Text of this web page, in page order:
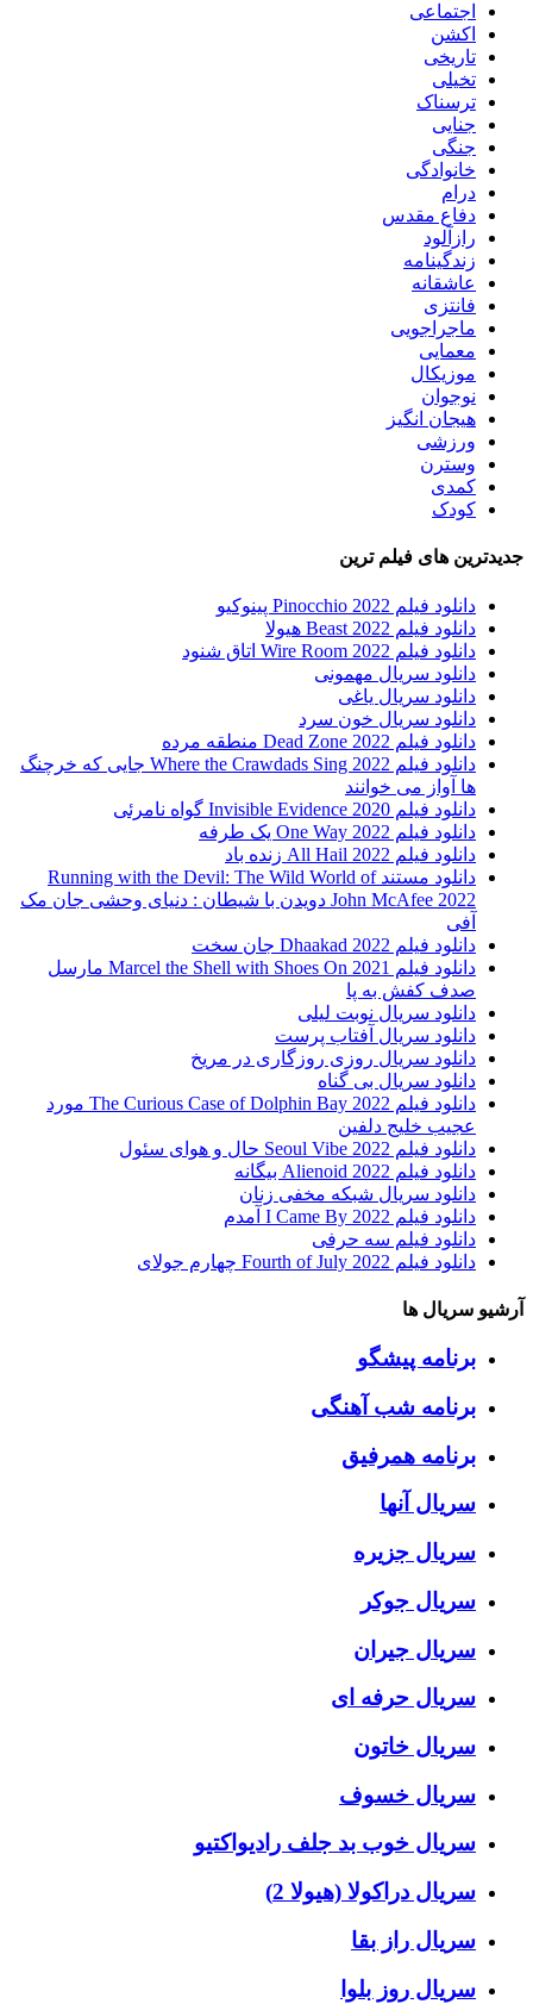
اجتماعی
اکشن
تاریخی
تخیلی
ترسناک
جنایی
جنگی
خانوادگی
درام
دفاع مقدس
رازآلود
زندگینامه
عاشقانه
فانتزی
ماجراجویی
معمایی
موزیکال
نوجوان
هیجان انگیز
ورزشی
وسترن
کمدی
کودک
جدیدترین های فیلم ترین
دانلود فیلم Pinocchio 2022 پینوکیو
دانلود فیلم Beast 2022 هیولا
دانلود فیلم Wire Room 2022 اتاق شنود
دانلود سریال مهمونی
دانلود سریال یاغی
دانلود سریال خون سرد
دانلود فیلم 2022 Dead Zone منطقه مرده
دانلود فیلم Where the Crawdads Sing 2022 جایی که خرچنگ
ها آواز می خوانند
دانلود فیلم 2020 Invisible Evidence گواه نامرئی
دانلود فیلم One Way 2022 یک طرفه
دانلود فیلم All Hail 2022 زنده باد
دانلود مستند Running with the Devil: The Wild World of
John McAfee 2022 دویدن با شیطان : دنیای وحشی جان مک
آفی
دانلود فیلم Dhaakad 2022 جان سخت
دانلود فیلم Marcel the Shell with Shoes On 2021 مارسل
صدف کفش به پا
دانلود سریال نوبت لیلی
دانلود سریال آفتاب پرست
دانلود سریال روزی روزگاری در مریخ
دانلود سریال بی گناه
دانلود فیلم The Curious Case of Dolphin Bay 2022 مورد
عجیب خلیج دلفین
دانلود فیلم Seoul Vibe 2022 حال و هوای سئول
دانلود فیلم Alienoid 2022 بیگانه
دانلود سریال شبکه مخفی زنان
دانلود فیلم I Came By 2022 آمدم
دانلود فیلم سه حرفی
دانلود فیلم Fourth of July 2022 چهارم جولای
آرشیو سریال ها
برنامه پیشگو
برنامه شب آهنگی
برنامه همرفیق
سریال آنها
سریال جزیره
سریال جوکر
سریال جیران
سریال حرفه ای
سریال خاتون
سریال خسوف
سریال خوب بد جلف رادیواکتیو
سریال دراکولا (هیولا 2)
سریال راز بقا
سریال روز بلوا